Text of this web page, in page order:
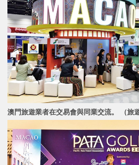
澳門旅遊業者在交易會與同業交流。 （旅